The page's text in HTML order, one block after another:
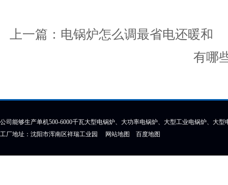
上一篇： 电锅炉怎么调最省电还暖和
有哪
公司能够生产单机500-6000千瓦大型电锅炉、大功率电锅炉、大型工业电锅炉、大
工厂地址：沈阳市浑南区祥瑞工业园 网站地图 百度地图